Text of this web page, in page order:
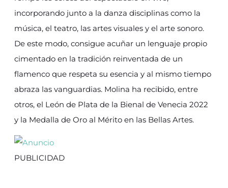
incorporando junto a la danza disciplinas como la
música, el teatro, las artes visuales y el arte sonoro.
De este modo, consigue acuñar un lenguaje propio
cimentado en la tradición reinventada de un
flamenco que respeta su esencia y al mismo tiempo
abraza las vanguardias. Molina ha recibido, entre
otros, el León de Plata de la Bienal de Venecia 2022
y la Medalla de Oro al Mérito en las Bellas Artes.
PUBLICIDAD